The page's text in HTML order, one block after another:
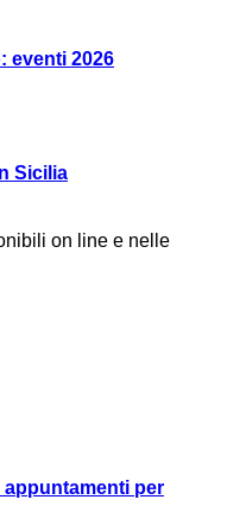
eventi 2026
Sicilia
on line e nelle
per